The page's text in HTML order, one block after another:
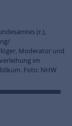
(r.),
Moderator und
im
Foto: NHW